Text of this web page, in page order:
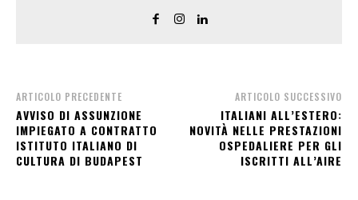
ARTICOLO PRECEDENTE
AVVISO DI ASSUNZIONE
IMPIEGATO A CONTRATTO
ISTITUTO ITALIANO DI
CULTURA DI BUDAPEST
ARTICOLO SUCCESSIVO
ITALIANI ALL’ESTERO:
NOVITÀ NELLE PRESTAZIONI
OSPEDALIERE PER GLI
ISCRITTI ALL’AIRE